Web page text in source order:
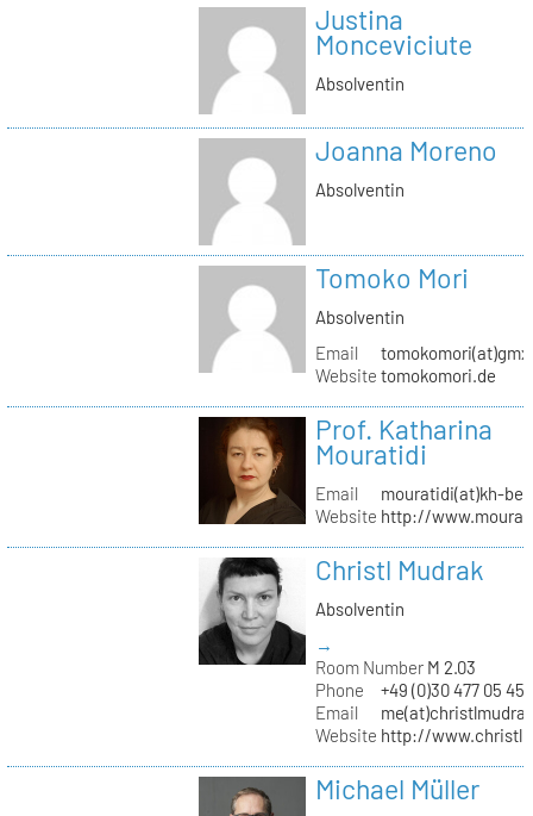
Justina
Monceviciute
Absolventin
Joanna Moreno
Absolventin
Tomoko Mori
Absolventin
Email
Website tomokomori.de
Prof. Katharina
Mouratidi
Email
mouratidi(at)kh-
Website http://
Christl Mudrak
Absolventin
→
Room NumberM 2.03
Phone
+49 (0)30 477 05
Email
Website http://
Michael Müller